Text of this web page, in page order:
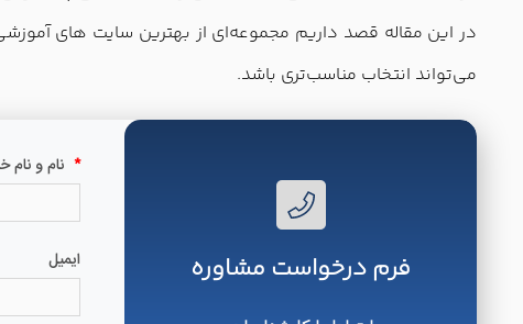
در این مقاله قصد داریم مجموعه‌ای از بهترین سایت های
می‌تواند انتخاب مناسب‌تری باشد.
فرم درخواست مشاوره